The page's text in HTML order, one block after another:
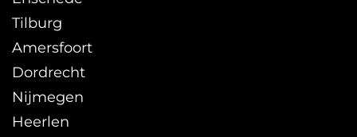
Tilburg
Amersfoort
Dordrecht
Nijmegen
Heerlen